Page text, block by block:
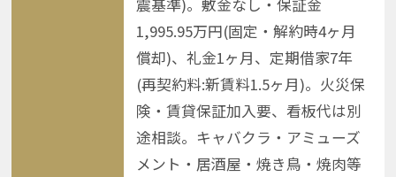
1,995.95万円(固定・解約時4ヶ月
償却)、礼金1ヶ月、定期借家7年
(再契約料:新賃料1.5ヶ月)。火災保
険・賃貸保証加入要、看板代は別
途相談。キャバクラ・アミューズ
メント・居酒屋・焼き鳥・焼肉等